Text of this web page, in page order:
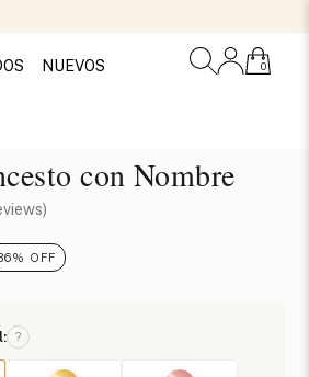
NUEVOS 0
con Nombre
OFF
?